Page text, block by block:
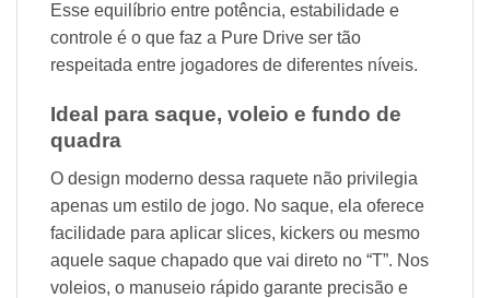
Esse equilíbrio entre potência, estabilidade e
controle é o que faz a Pure Drive ser tão
respeitada entre jogadores de diferentes níveis.
Ideal para saque, voleio e fundo de
quadra
O design moderno dessa raquete não privilegia
apenas um estilo de jogo. No saque, ela oferece
facilidade para aplicar slices, kickers ou mesmo
aquele saque chapado que vai direto no “T”. Nos
voleios, o manuseio rápido garante precisão e